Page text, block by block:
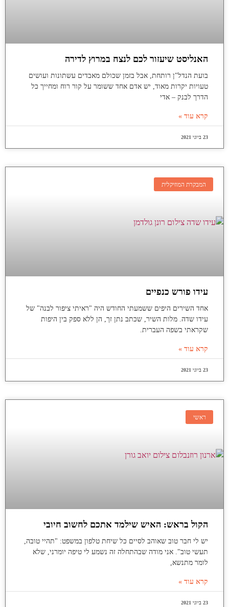
האנליסט שיעזור לכם לנצח במרוץ לדירה
בועת הנדל"ן רותחת, אבל בזמן שכולם מאבדים עשתונות ועושים
טעויות יקרות מאוד, יש אדם אחד ששומר על קור רוח ומחייך כל
הדרך לבנק – אדי
קרא עוד »
23 ביוני 2021
המבקרת המוזיקלית
עידו פורש כנפיים
אחד השירים היפים ששמעתי החודש היה "ראיתי ציפור לבנה" של
עידו שדה. מלות השיר, שכתב נתן זך, הן ללא ספק בין היפות
שקראתי בשפה העברית.
קרא עוד »
23 ביוני 2021
ראשי
הקול בראש: האיש שילמד אתכם לחשוב חיובי
יש לי חבר טוב שאוהב לסיים כל שיחת טלפון במשפט: "תהיי טובה,
תעשי טוב". אני מודה שבהתחלה זה נשמע לי טיפה יומרני, שלא
לומר מתנשא,
קרא עוד »
23 ביוני 2021